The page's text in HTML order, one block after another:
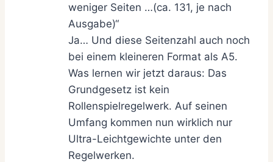
weniger Seiten …(ca. 131, je nach
Ausgabe)“
Ja… Und diese Seitenzahl auch noch
bei einem kleineren Format als A5.
Was lernen wir jetzt daraus: Das
Grundgesetz ist kein
Rollenspielregelwerk. Auf seinen
Umfang kommen nun wirklich nur
Ultra-Leichtgewichte unter den
Regelwerken.